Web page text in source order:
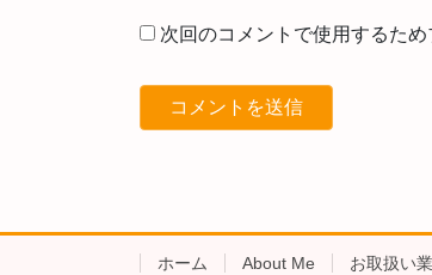
次回のコメントで使用するた
ホーム About Me お取扱い